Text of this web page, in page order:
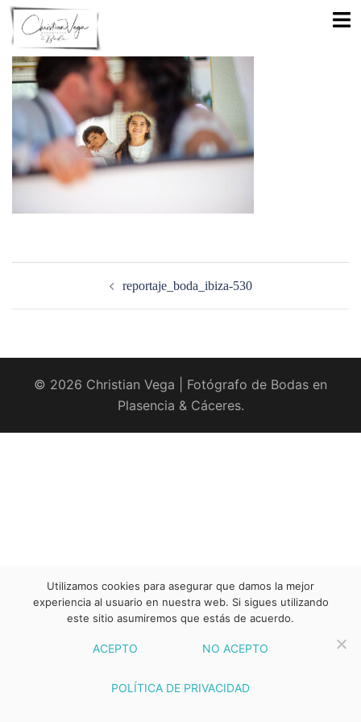
Saltar
contenido
reportaje_boda_ibiza-530
© 2026 Christian Vega | Fotógrafo de Bodas en
Plasencia & Cáceres.
Utilizamos cookies para asegurar que damos la mejor
experiencia al usuario en nuestra web. Si sigues utilizando
este sitio asumiremos que estás de acuerdo.
ACEPTO NO ACEPTO
POLÍTICA DE PRIVACIDAD